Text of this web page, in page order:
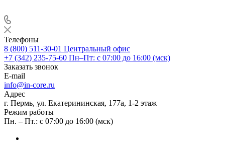
Телефоны
8 (800) 511-30-01 Центральный офис
+7 (342) 235-75-60 Пн–Пт: с 07:00 до 16:00 (мск)
Заказать звонок
E-mail
info@in-core.ru
Адрес
г. Пермь, ул. ​Екатерининская, 177а, ​1-2 этаж
Режим работы
Пн. – Пт.: с 07:00 до 16:00 (мск)